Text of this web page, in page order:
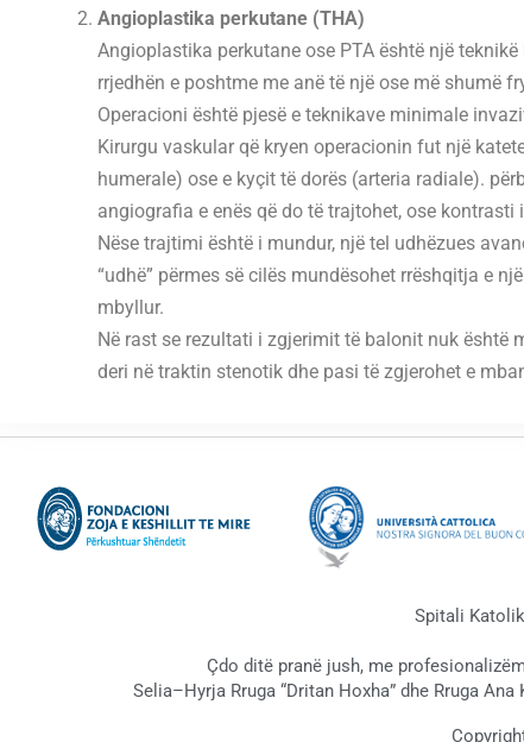
Angioplastika perkutane (THA)
Angioplastika perkutane ose PTA është një
rrjedhën e poshtme me anë të një ose më shumë
Operacioni është pjesë e teknikave minimale
Kirurgu vaskular që kryen operacionin fut një
humerale) ose e kyçit të dorës (arteria radiale).
angiografia e enës që do të trajtohet, ose
Nëse trajtimi është i mundur, një tel udhëzues
“udhë” përmes së cilës mundësohet rrëshqitja e
mbyllur.
Në rast se rezultati i zgjerimit të balonit nuk është
deri në traktin stenotik dhe pasi të zgjerohet e
Spitali
Çdo ditë pranë jush, me
Selia–Hyrja Rruga “Dritan Hoxha” dhe Rruga